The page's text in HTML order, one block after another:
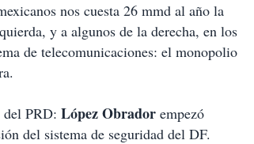
nos cuesta 26 mmd al año la
y a algunos de la derecha, en los
de telecomunicaciones: el monopolio
del PRD: López Obrador empezó
del sistema de seguridad del DF.